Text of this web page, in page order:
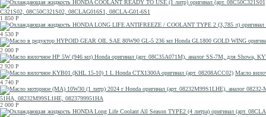
C321S02, 08C50C321S02, 08CLAG016S1, 08CLA-G01-6S1
1 850 Р
4 530 Р
2 000 Р
2 920 Р
Масло
4 740 Р
51HA, 08232M99SL1HE, 0823799951HA
2 000 Р